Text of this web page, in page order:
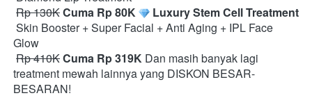
Rp 130KCuma Rp 80K
Luxury Stem Cell Treatment
Glow
Rp 410KCuma Rp 319K Dan masih banyak lagi
treatment mewah lainnya yang DISKON BESAR-
BESARAN!